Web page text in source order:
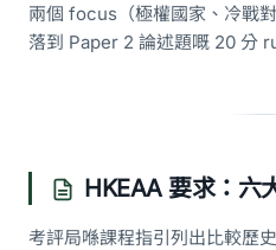
兩個 focus（極權國家、冷戰
落到 Paper 2 論述題嘅 20 分
HKEAA 要求：六
考評局喺課程指引列出比較歷